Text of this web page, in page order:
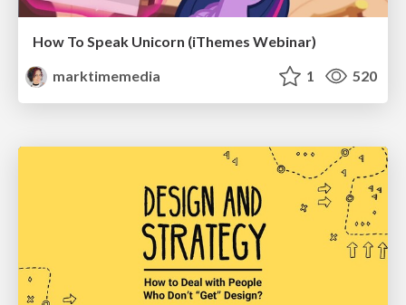
How To Speak Unicorn (iThemes Webinar)
marktimemedia
1 520